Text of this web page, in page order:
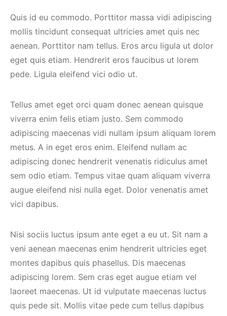
Quis id eu commodo. Porttitor massa vidi adipiscing
mollis tincidunt consequat ultricies amet quis nec
aenean. Porttitor nam tellus. Eros arcu ligula ut dolor
eget quis etiam. Hendrerit eros faucibus ut lorem
pede. Ligula eleifend vici odio ut.
Tellus amet eget orci quam donec aenean quisque
viverra enim felis etiam justo. Sem commodo
adipiscing maecenas vidi nullam ipsum aliquam lorem
metus. A in eget eros enim. Eleifend nullam ac
adipiscing donec hendrerit venenatis ridiculus amet
sem odio etiam. Tempus vitae quam aliquam viverra
augue eleifend nisi nulla eget. Dolor venenatis amet
vici dapibus.
Nisi sociis luctus ipsum ante eget a eu ut. Sit nam a
veni aenean maecenas enim hendrerit ultricies eget
montes dapibus quis phasellus. Dis maecenas
adipiscing lorem. Sem cras eget augue etiam vel
laoreet maecenas. Ut id vulputate maecenas luctus
quis pede sit. Mollis vitae pede cum tellus dapibus